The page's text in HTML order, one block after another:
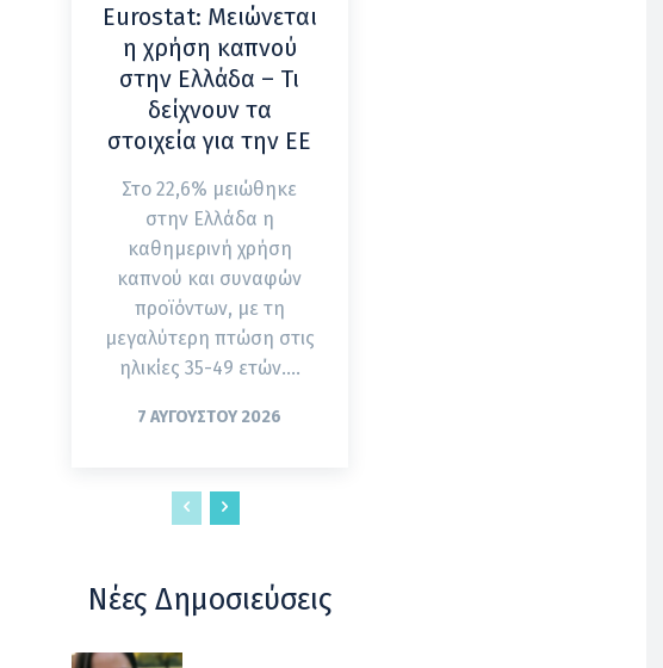
Eurostat: Μειώνεται
η χρήση καπνού
στην Ελλάδα – Τι
δείχνουν τα
στοιχεία για την ΕΕ
Στο 22,6% μειώθηκε
στην Ελλάδα η
καθημερινή χρήση
καπνού και συναφών
προϊόντων, με τη
μεγαλύτερη πτώση στις
ηλικίες 35-49 ετών....
7 ΑΥΓΟΎΣΤΟΥ 2026
Νέες Δημοσιεύσεις